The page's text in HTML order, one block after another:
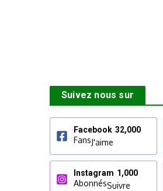
Suivez nous sur
Facebook 32,000
FansJ'aime
Instagram 1,000
AbonnésSuivre